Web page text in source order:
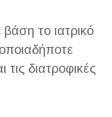
το ιατρικό
διατροφικές